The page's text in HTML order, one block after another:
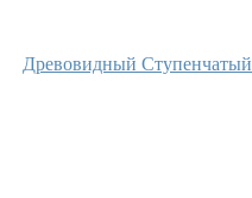
Древовидный Ступенчатый